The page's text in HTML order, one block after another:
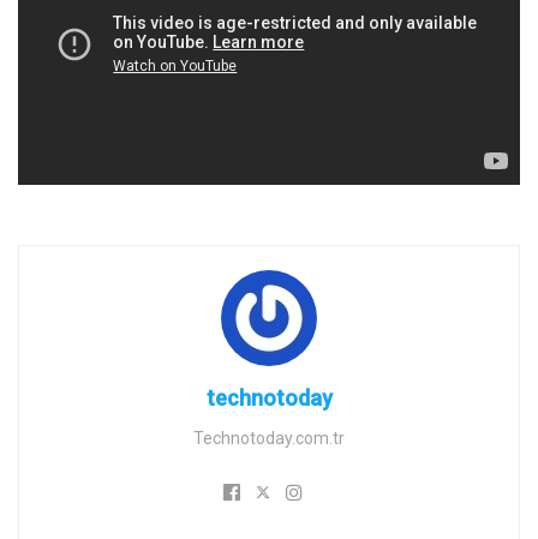
technotoday
Technotoday.com.tr